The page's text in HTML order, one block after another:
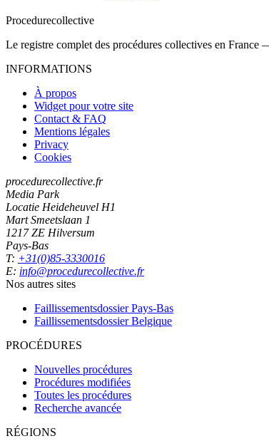
Procedurecollective
Le registre complet des procédures collectives en France
INFORMATIONS
À propos
Widget pour votre site
Contact & FAQ
Mentions légales
Privacy
Cookies
procedurecollective.fr
Media Park
Locatie Heideheuvel H1
Mart Smeetslaan 1
1217 ZE Hilversum
Pays-Bas
T: +31(0)85-3330016
E: info@procedurecollective.fr
Nos autres sites
Faillissementsdossier Pays-Bas
Faillissementsdossier Belgique
PROCÉDURES
Nouvelles procédures
Procédures modifiées
Toutes les procédures
Recherche avancée
RÉGIONS